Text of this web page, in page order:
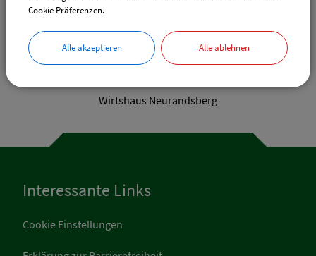
Gemeinde Rattenberg
Tourismus & Freizeit
Wirtshaus Neurandsberg
Interessante Links
Cookie Einstellungen
Cookie Präferenzen.
Alle akzeptieren Alle ablehnen